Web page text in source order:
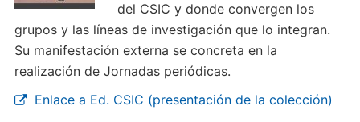
del CSIC y donde convergen los
grupos y las líneas de investigación que lo integran.
Su manifestación externa se concreta en la
realización de Jornadas periódicas.
Enlace a Ed. CSIC (presentación de la colección)